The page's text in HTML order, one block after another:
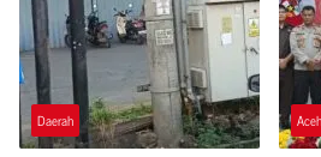
Daerah Aceh